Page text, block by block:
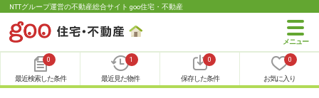
NTTグループ運営の不動産総合サイト goo住宅・不動産
0
最近検索した条件
1
最近見た物件
0
保存した条件
0
お気に入り